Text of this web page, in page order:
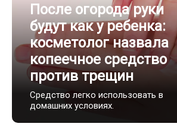
После огорода руки
будут как у ребенка:
косметолог назвала
копеечное средство
против трещин
Средство легко использовать в
домашних условиях.